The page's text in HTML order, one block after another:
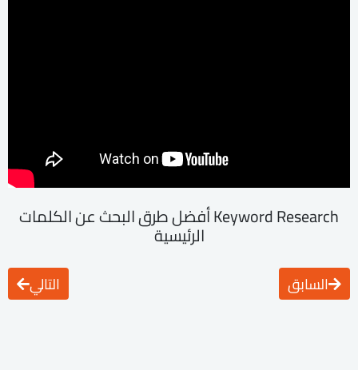
Keyword Research أفضل طرق البحث عن الكلمات
الرئيسية
السابق التالي